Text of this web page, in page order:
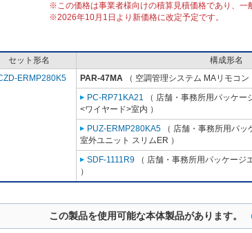
※この価格は事業者様向けの積算見積価格であり、一
※2026年10月1日より新価格に改定予定です。
セット形名 構成形名
ERMP280K5
PAR-47MA （ 空調管理システム MAリモコン
PC-RP71KA21 （ 店舗・事務所用パッケー
<ワイヤード>室内 ）
PUZ-ERMP280KA5 （ 店舗・事務所用パッ
室外ユニット スリムER ）
SDF-1111R9 （ 店舗・事務所用パッケージ
）
この製品を使用可能な本体製品があります。